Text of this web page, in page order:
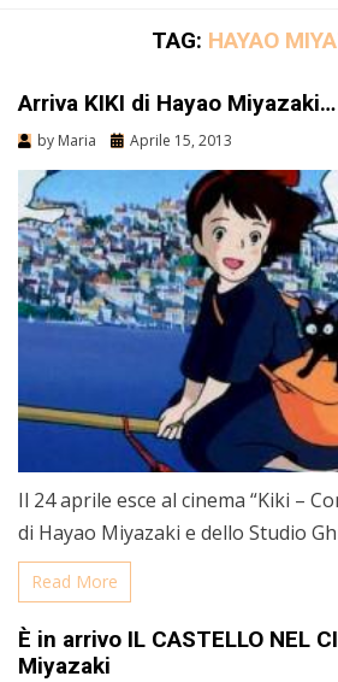
TAG: HAYAO
Arriva KIKI di Hayao
by Maria Aprile 15, 2013
Il 24 aprile esce al cinema “Kiki –
di Hayao Miyazaki e dello Studio
Read More
È in arrivo IL CASTELLO NEL
Miyazaki